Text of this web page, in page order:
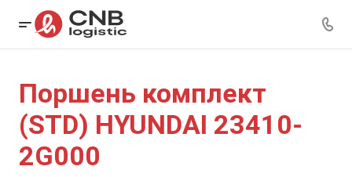
Поршень комплект
(STD) HYUNDAI 23410-
2G000